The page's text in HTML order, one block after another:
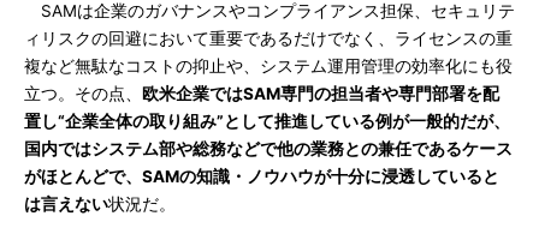
SAMは企業のガバナンスやコンプライアンス担保、セキュリテ
ィリスクの回避において重要であるだけでなく、ライセンスの重
複など無駄なコストの抑止や、システム運用管理の効率化にも役
立つ。その点、 欧米企業ではSAM専門の担当者や専門部署を配
置し“企業全体の取り組み”として推進している例が一般的だが、
国内ではシステム部や総務などで他の業務との兼任であるケース
がほとんどで、SAMの知識・ノウハウが十分に浸透していると
は言えない状況だ。